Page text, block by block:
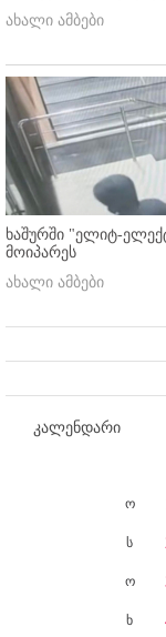
ახალი ამბები
ხაშურში "ელიტ-
მოიპარეს
ახალი ამბები
კალენდარი
ო
ს
ო
ხ